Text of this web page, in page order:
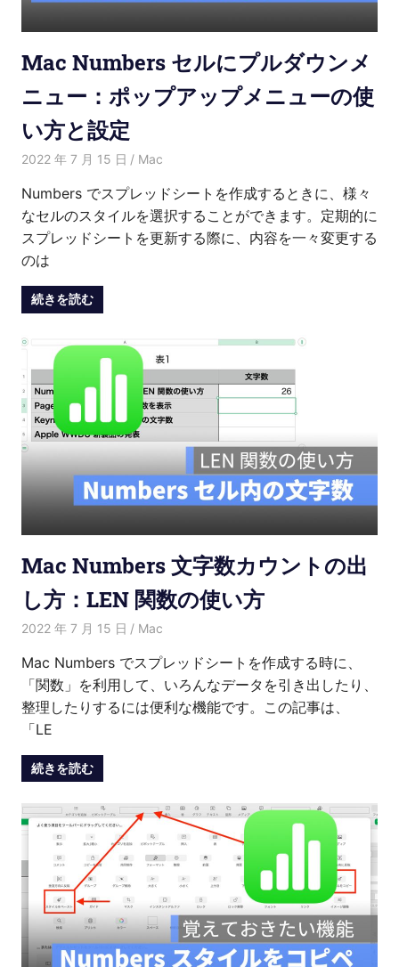
Mac Numbers セルにプルダウンメ
ニュー：ポップアップメニューの使
い方と設定
2022 年 7 月 15 日 Kenny
Mac
Numbers でスプレッドシートを作成するときに、様々
なセルのスタイルを選択することができます。定期的に
スプレッドシートを更新する際に、内容を一々変更する
のは
続きを読む
Mac Numbers 文字数カウントの出
し方：LEN 関数の使い方
2022 年 7 月 15 日 Kenny
Mac
Mac Numbers でスプレッドシートを作成する時に、
「関数」を利用して、いろんなデータを引き出したり、
整理したりするには便利な機能です。この記事は、
「LE
続きを読む